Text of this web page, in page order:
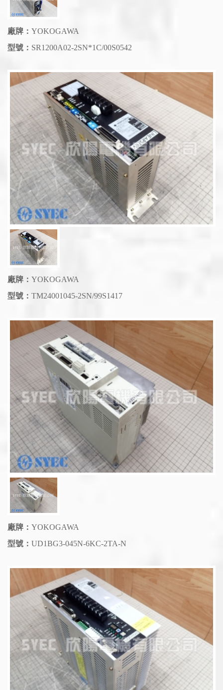
廠牌： YOKOGAWA
型號： SR1200A02-2SN*1C/00S0542
廠牌： YOKOGAWA
型號： TM24001045-2SN/99S1417
廠牌： YOKOGAWA
型號： UD1BG3-045N-6KC-2TA-N